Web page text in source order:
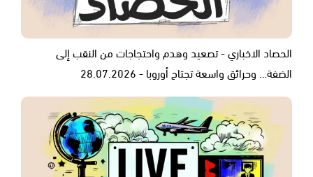
الحصاد الاخباري - تصعيد وهدم واحتجاجات من النقب إلى
الضفة… وحرائق واسعة تجتاح أوروبا - 28.07.2026